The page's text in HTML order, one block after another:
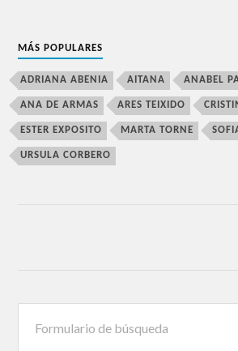
MÁS POPULARES
ADRIANA ABENIA AITANA ANABEL
ANA DE ARMAS ARES TEIXIDO
ESTER EXPOSITO MARTA TORNE
URSULA CORBERO